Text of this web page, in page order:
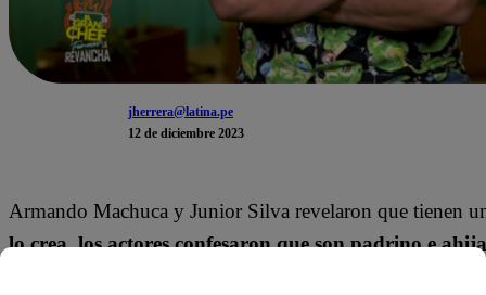
jherrera@latina.pe
12 de diciembre 2023
Armando Machuca y Junior Silva revelaron que tienen
lo crea, los actores confesaron que son padrino e